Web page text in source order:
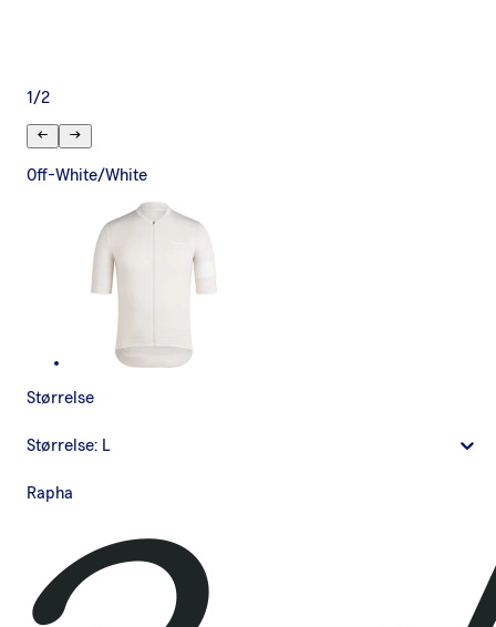
1 /2
Off-White/White
Størrelse
Størrelse: L
Rapha